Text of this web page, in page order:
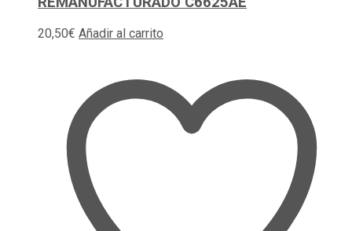
20,50€ Añadir al carrito